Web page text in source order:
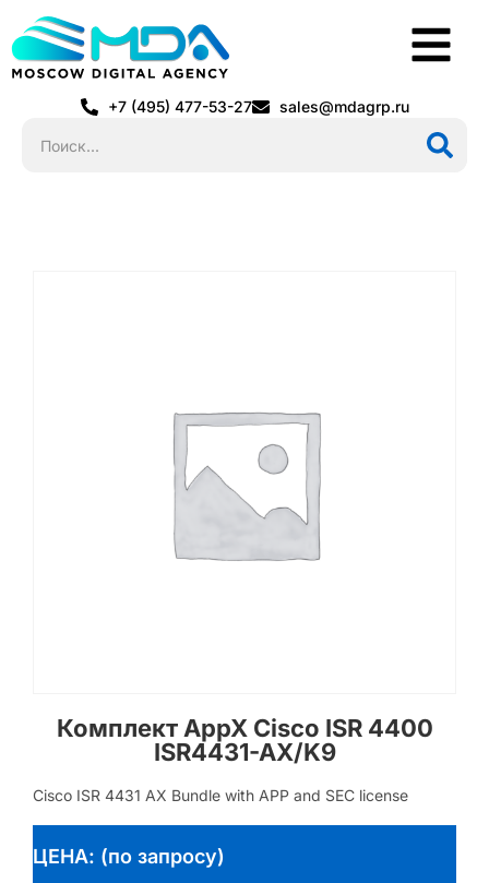
+7 (495) 477-53-27 sales@mdagrp.ru
Комплект AppX Cisco ISR 4400
ISR4431-AX/K9
Cisco ISR 4431 AX Bundle with APP and SEC license
ЦЕНА: (по запросу)